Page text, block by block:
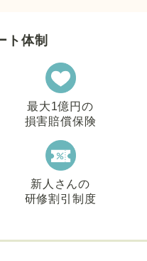
ト体制
最大1億円の
損害賠償保険
新人さんの
研修割引制度